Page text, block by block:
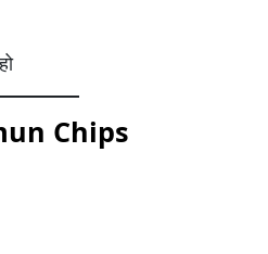
Chips